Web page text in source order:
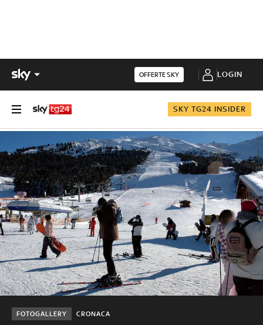
OFFERTE SKY LOGIN
SKY TG24 INSIDER
CRONACA
FOTOGALLERY